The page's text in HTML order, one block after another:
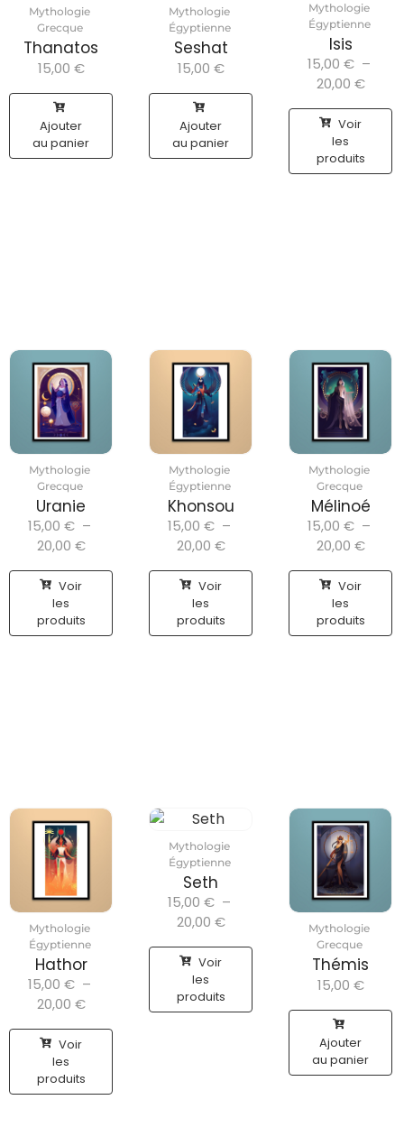
Mythologie
Grecque
Thanatos
15,00 €
Ajouter
au panier
Mythologie
Égyptienne
Seshat
15,00 €
Ajouter
au panier
Mythologie
Égyptienne
Isis
15,00 € –
20,00 €
Voir
les
produits
Mythologie
Grecque
Uranie
15,00 € –
20,00 €
Voir
les
produits
Mythologie
Égyptienne
Khonsou
15,00 € –
20,00 €
Voir
les
produits
Mythologie
Grecque
Mélinoé
15,00 € –
20,00 €
Voir
les
produits
Mythologie
Égyptienne
Hathor
15,00 € –
20,00 €
Voir
les
produits
Mythologie
Égyptienne
Seth
15,00 € –
20,00 €
Voir
les
produits
Mythologie
Grecque
Thémis
15,00 €
Ajouter
au panier